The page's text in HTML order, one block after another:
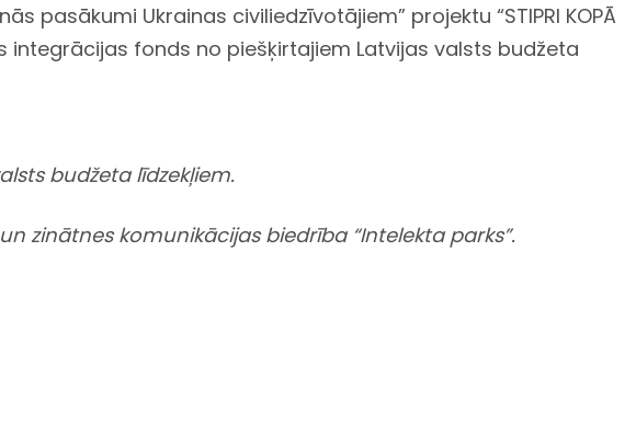
Ukrainas civiliedzīvotājiem” projektu “STIPRI KOPĀ
integrācijas fonds no piešķirtajiem Latvijas valsts budžeta
budžeta līdzekļiem.
zinātnes komunikācijasbiedrība “Intelekta parks”.